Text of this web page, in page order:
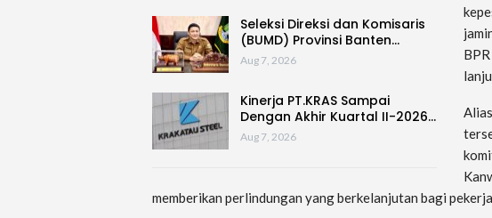
Seleksi Direksi dan Komisaris
(BUMD) Provinsi Banten…
Aug 7, 2026
Kinerja PT.KRAS Sampai
Dengan Akhir Kuartal II-2026…
Aug 7, 2026
memberikan perlindungan yang berkelanjutan bagi